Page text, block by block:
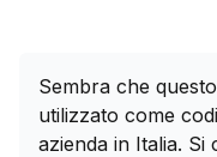
Sembra che
utilizzato come
azienda in Italia. Si